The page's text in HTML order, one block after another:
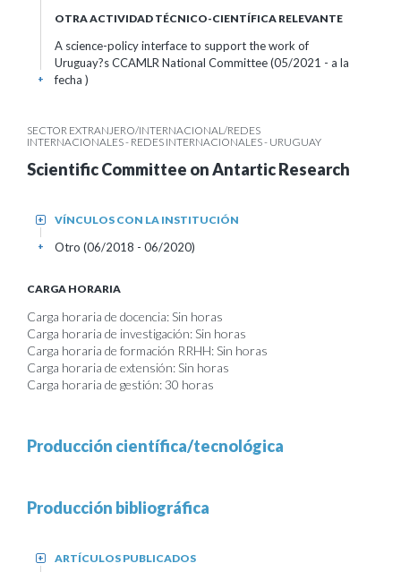
OTRA ACTIVIDAD TÉCNICO-CIENTÍFICA RELEVANTE
A science-policy interface to support the work of
Uruguay?s CCAMLR National Committee (05/2021 - a la
fecha )
+
SECTOR EXTRANJERO/INTERNACIONAL/REDES
INTERNACIONALES - REDES INTERNACIONALES - URUGUAY
Scientific Committee on Antartic Research
VÍNCULOS CON LA INSTITUCIÓN
+
Otro (06/2018 - 06/2020)
+
CARGA HORARIA
Carga horaria de docencia: Sin horas
Carga horaria de investigación: Sin horas
Carga horaria de formación RRHH: Sin horas
Carga horaria de extensión: Sin horas
Carga horaria de gestión: 30 horas
Producción científica/tecnológica
Producción bibliográfica
ARTÍCULOS PUBLICADOS
+